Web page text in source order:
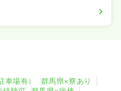
場有）
群馬県×寮あり